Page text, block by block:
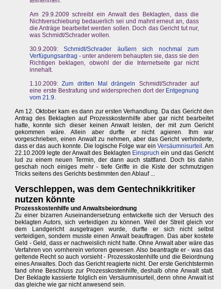
Am 29.9.2009 schreibt ein Anwalt des Beklagten, dass die
Nichtverschiebung bedauerlich sei und mahnt erneut an, dass
die Anträge bearbeitet werden sollen. Doch das Gericht tut nur,
was Schmidt/Schrader wollen.
30.9.2009:Schmidt/Schrader äußern sich nochmal zum
Verfügungsantrag - unter anderem behaupten sie, dass sie den
Richtigen beklagen, obwohl der die Internetseite gar nicht
innehalt.
1.10.2009:Zum dritten Mal drängeln
Schmidt/Schrader auf
eine erste Bestrafung und widersprechen dort der Entgegnung
vom 21.9.
Am 12. Oktober kam es dann zur ersten Verhandlung. Da das Gericht den
Antrag des Beklagten auf Prozesskostenhilfe aber gar nicht bearbeitet
hatte, konnte sich dieser keinen Anwalt leisten, der mit zum Gericht
gekommen wäre. Allein aber durfte er nicht agieren. Ihm war
vorgeschrieben, einen Anwalt zu nehmen, aber das Gericht verhinderte,
dass er das auch konnte. Die logische Folge war ein Versäumnisurteil . Am
22.10.2009 legte der Anwalt des Beklagten Einspruch ein und das Gericht
lud zu einem neuen Termin, der dann auch stattfand. Doch bis dahin
geschah noch einiges mehr - tiefe Griffe in die Kiste der schmutzigen
Tricks seitens des Gerichts bestimmten den Ablauf ...
Verschleppen, was dem Gentechnikkritiker
nutzen könnte
Prozesskostenhilfe und Anwaltsbeiordnung
Zu einer bizarren Auseinandersetzung entwickelte sich der Versuch des
beklagten Autors, sich verteidigen zu können. Weil der Streit gleich vor
dem Landgericht ausgetragen wurde, durfte er sich nicht selbst
verteidigen, sondern musste einen Anwalt beauftragen. Das aber kostete
Geld - Geld, dass er nachweislich nicht hatte. Ohne Anwalt aber wäre das
Verfahren von vornherein verloren gewesen. Also beantragte er - was das
geltende Recht so auch vorsieht - Prozesskostenhilfe und die Beiordnung
eines Anwaltes. Doch das Gericht reagierte nicht. Der erste Gerichtstermin
fand ohne Beschluss zur Prozesskostenhilfe, deshalb ohne Anwalt statt.
Der Beklagte kassierte folglich ein Versäumnisurteil, denn ohne Anwalt ist
das gleiche wie gar nicht anwesend sein.